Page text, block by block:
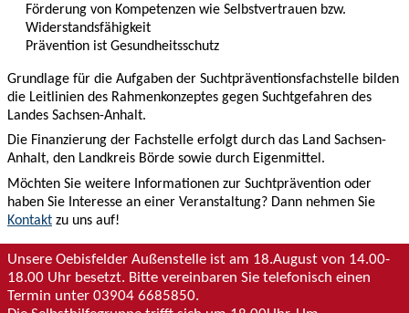
Förderung von Kompetenzen wie Selbstvertrauen bzw.
Widerstandsfähigkeit
Prävention ist Gesundheitsschutz
Grundlage für die Aufgaben der Suchtpräventionsfachstelle bilden
die Leitlinien des Rahmenkonzeptes gegen Suchtgefahren des
Landes Sachsen-Anhalt.
Die Finanzierung der Fachstelle erfolgt durch das Land Sachsen-
Anhalt, den Landkreis Börde sowie durch Eigenmittel.
Möchten Sie weitere Informationen zur Suchtprävention oder
haben Sie Interesse an einer Veranstaltung? Dann nehmen Sie
Kontakt zu uns auf!
Unsere Oebisfelder Außenstelle ist am 18.August von 14.00-
18.00 Uhr besetzt. Bitte vereinbaren Sie telefonisch einen
Termin unter 03904 6685850.